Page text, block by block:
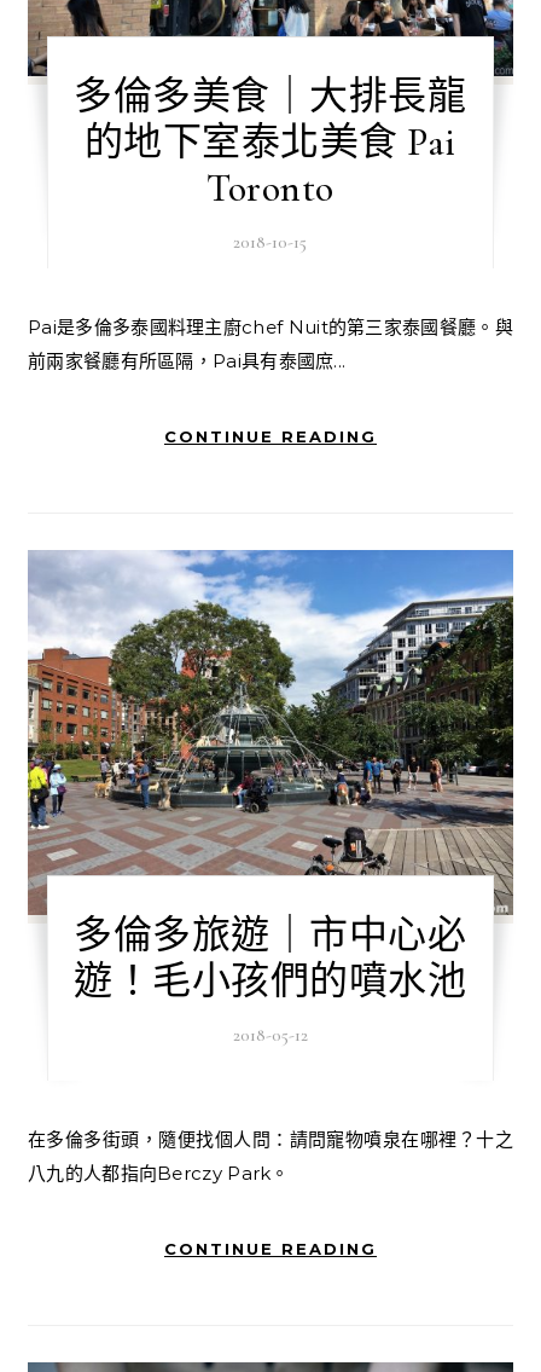
多倫多美食｜大排長龍
的地下室泰北美食 Pai
Toronto
2018-10-15
Pai是多倫多泰國料理主廚chef Nuit的第三家泰國餐廳。與
前兩家餐廳有所區隔，Pai具有泰國庶...
CONTINUE READING
多倫多旅遊｜市中心必
遊！毛小孩們的噴水池
2018-05-12
在多倫多街頭，隨便找個人問：請問寵物噴泉在哪裡？十之
八九的人都指向Berczy Park。
CONTINUE READING